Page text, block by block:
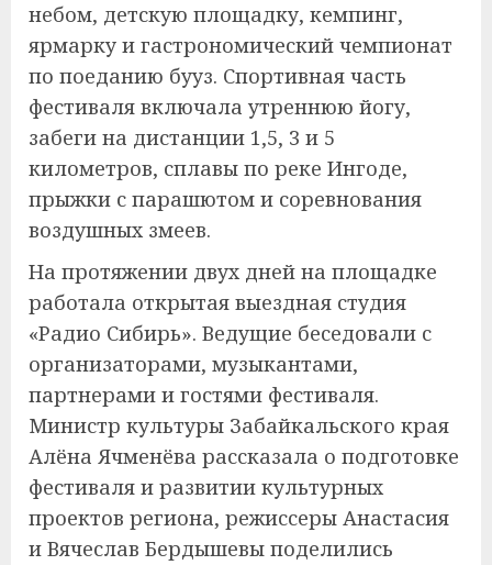
небом, детскую площадку, кемпинг,
ярмарку и гастрономический чемпионат
по поеданию бууз. Спортивная часть
фестиваля включала утреннюю йогу,
забеги на дистанции 1,5, 3 и 5
километров, сплавы по реке Ингоде,
прыжки с парашютом и соревнования
воздушных змеев.
На протяжении двух дней на площадке
работала открытая выездная студия
«Радио Сибирь». Ведущие беседовали с
организаторами, музыкантами,
партнерами и гостями фестиваля.
Министр культуры Забайкальского края
Алёна Ячменёва рассказала о подготовке
фестиваля и развитии культурных
проектов региона, режиссеры Анастасия
и Вячеслав Бердышевы поделились